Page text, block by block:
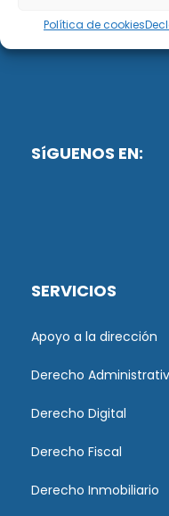
Política de cookies
SíGUENOS EN:
SERVICIOS
Apoyo a la dirección
Derecho
Derecho Digital
Derecho Fiscal
Derecho Inmobiliario